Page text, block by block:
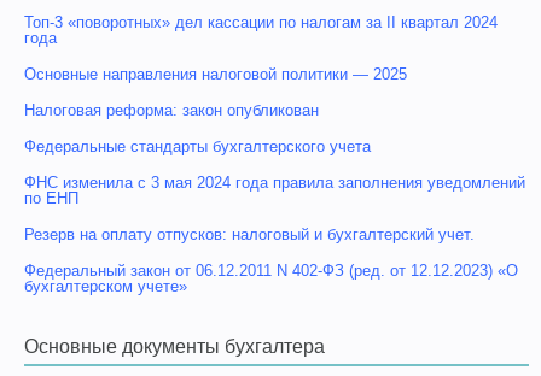
Топ-3 «поворотных» дел кассации по налогам за II квартал 2024
года
Основные направления налоговой политики — 2025
Налоговая реформа: закон опубликован
Федеральные стандарты бухгалтерского учета
ФНС изменила с 3 мая 2024 года правила заполнения уведомлений
по ЕНП
Резерв на оплату отпусков: налоговый и бухгалтерский учет.
Федеральный закон от 06.12.2011 N 402-ФЗ (ред. от 12.12.2023) «О
бухгалтерском учете»
Основные документы бухгалтера